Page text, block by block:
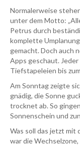
Normalerweise
unter dem Motto:
Petrus durch
komplette
gemacht. Doch auch
Apps geschaut.
Tiefstapeleien bis
Am Sonntag zeigte
gnädig, die Sonne
trocknet ab. So
Sonnenschein und
Was soll das jetzt mit
war die